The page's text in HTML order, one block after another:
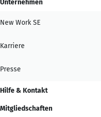
Unternehmen
New Work SE
Karriere
Presse
Hilfe & Kontakt
Mitgliedschaften